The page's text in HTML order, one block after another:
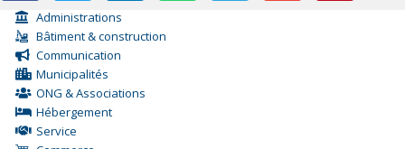
Administrations
Bâtiment & construction
Communication
Municipalités
ONG & Associations
Hébergement
Service